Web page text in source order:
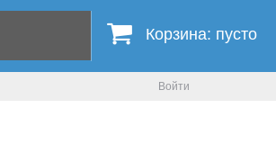
Корзина: пусто
Войти